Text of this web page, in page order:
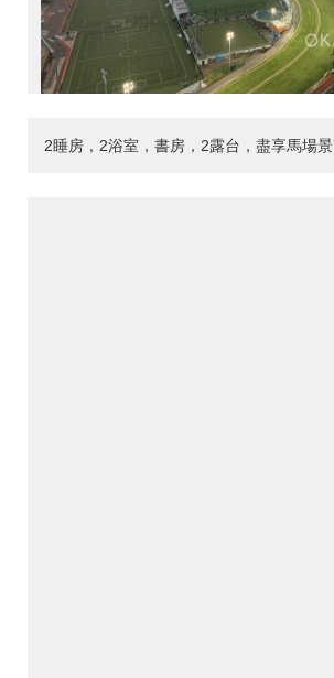
2睡房，2浴室，書房，2露台，盡享馬場景